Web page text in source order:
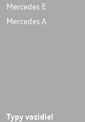
Mercedes E
Mercedes A
Typy vozidiel